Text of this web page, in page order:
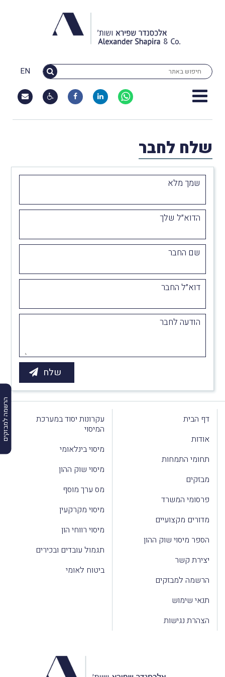
EN
הרשמה למבזקים
שלח לחבר
שמך מלא
הדוא״ל שלך
שם החבר
דוא״ל החבר
הודעה לחבר
דף הבית
אודות
תחומי התמחות
מבזקים
פרסומי המשרד
מדורים מקצועיים
הספר מיסוי שוק ההון
יצירת קשר
הרשמה למבזקים
תנאי שימוש
הצהרת נגישות
עקרונות יסוד במערכת
המיסוי
מיסוי בינלאומי
מיסוי שוק ההון
מס ערך מוסף
מיסוי מקרקעין
מיסוי רווחי הון
תגמול עובדים ובכירים
ביטוח לאומי